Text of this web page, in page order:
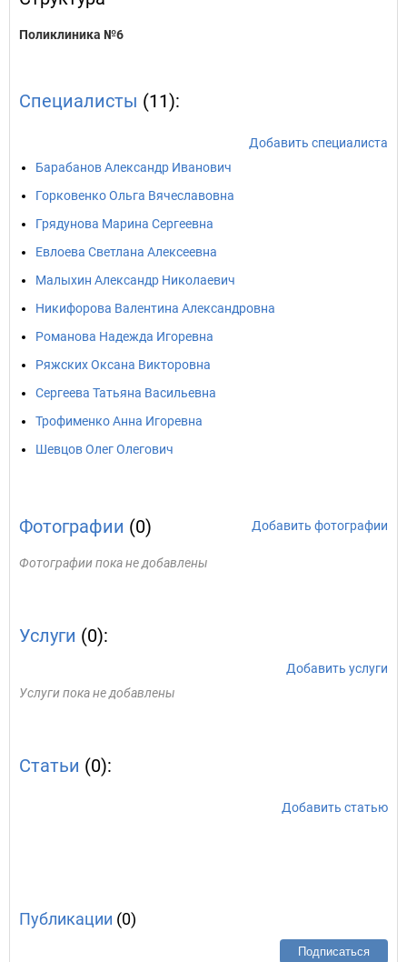
Поликлиника №6
Специалисты (11):
Добавить специалиста
Барабанов Александр Иванович
Горковенко Ольга Вячеславовна
Грядунова Марина Сергеевна
Евлоева Светлана Алексеевна
Малыхин Александр Николаевич
Никифорова Валентина Александровна
Романова Надежда Игоревна
Ряжских Оксана Викторовна
Сергеева Татьяна Васильевна
Трофименко Анна Игоревна
Шевцов Олег Олегович
Фотографии (0) Добавить фотографии
Фотографии пока не добавлены
Услуги (0):
Добавить услуги
Услуги пока не добавлены
Статьи (0):
Добавить статью
Публикации (0)
Подписаться